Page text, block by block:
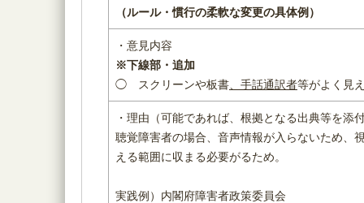
（ルール・慣行の柔軟な変更の具体例）
・意見内容
※下線部・追加
◯ スクリーンや板書 、手話通訳者等がよく見
・理由（可能であれば、根拠となる出典等を添
聴覚障害者の場合、音声情報が入らないため、
える範囲に収まる必要がるため。
実践例）内閣府障害者政策委員会